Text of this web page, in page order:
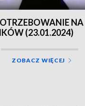
NA
(23.01.2024)
ZOBACZ WIĘCEJ